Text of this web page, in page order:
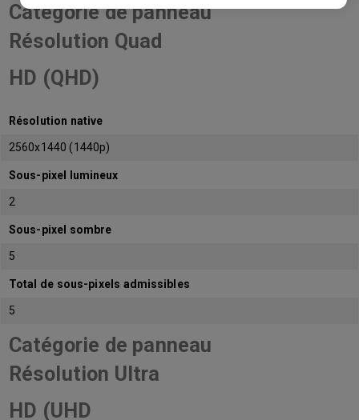
Catégorie de panneau
Résolution Quad
HD (QHD)
Résolution native
2560x1440 (1440p)
Sous-pixel lumineux
2
Sous-pixel sombre
5
Total de sous-pixels admissibles
5
Catégorie de panneau
Résolution Ultra
HD (UHD